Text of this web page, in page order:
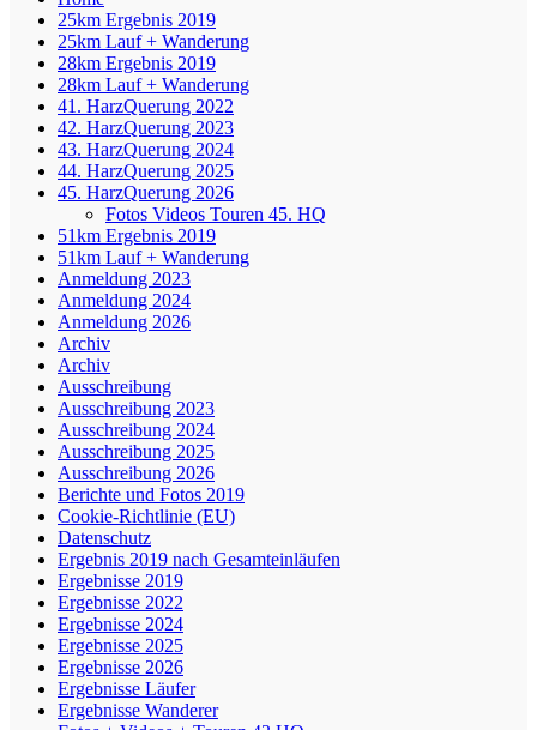
25km Ergebnis 2019
25km Lauf + Wanderung
28km Ergebnis 2019
28km Lauf + Wanderung
41. HarzQuerung 2022
42. HarzQuerung 2023
43. HarzQuerung 2024
44. HarzQuerung 2025
45. HarzQuerung 2026
Fotos Videos Touren 45. HQ
51km Ergebnis 2019
51km Lauf + Wanderung
Anmeldung 2023
Anmeldung 2024
Anmeldung 2026
Archiv
Archiv
Ausschreibung
Ausschreibung 2023
Ausschreibung 2024
Ausschreibung 2025
Ausschreibung 2026
Berichte und Fotos 2019
Cookie-Richtlinie (EU)
Datenschutz
Ergebnis 2019 nach Gesamteinläufen
Ergebnisse 2019
Ergebnisse 2022
Ergebnisse 2024
Ergebnisse 2025
Ergebnisse 2026
Ergebnisse Läufer
Ergebnisse Wanderer